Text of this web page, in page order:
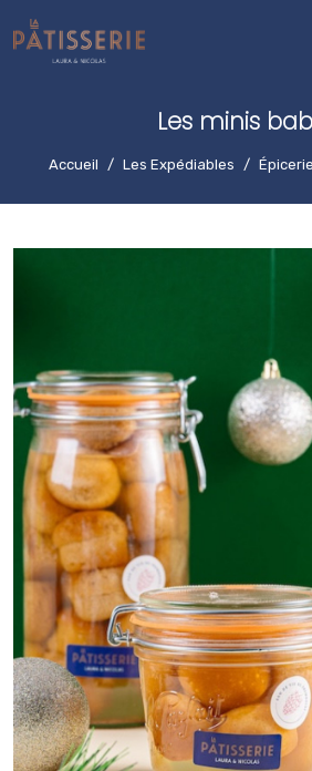
Les minis
Accueil Les Expédiables Épicerie